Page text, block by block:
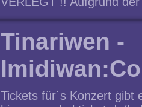
Maschinenhaus in den
gekaufte Tickets
Concerts. Support
zu finden unter
http://
Tinariwen -
Tickets für´s Konzert gibt